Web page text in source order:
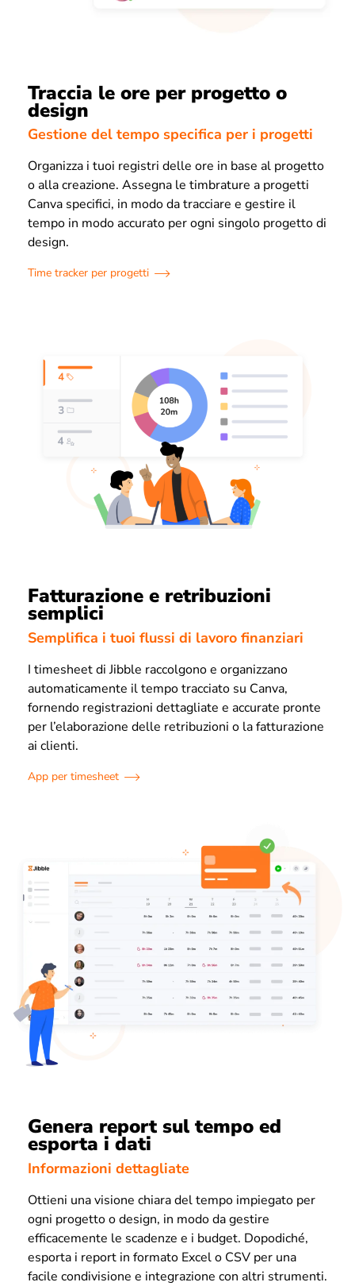
Traccia le ore per progetto o
design
Gestione del tempo specifica per i progetti
Organizza i tuoi registri delle ore in base al progetto
o alla creazione. Assegna le timbrature a progetti
Canva specifici, in modo da tracciare e gestire il
tempo in modo accurato per ogni singolo progetto di
design.
Time tracker per progetti
Fatturazione e retribuzioni
semplici
Semplifica i tuoi flussi di lavoro finanziari
I timesheet di Jibble raccolgono e organizzano
automaticamente il tempo tracciato su Canva,
fornendo registrazioni dettagliate e accurate pronte
per l’elaborazione delle retribuzioni o la fatturazione
ai clienti.
App per timesheet
Genera report sul tempo ed
esporta i dati
Informazioni dettagliate
Ottieni una visione chiara del tempo impiegato per
ogni progetto o design, in modo da gestire
efficacemente le scadenze e i budget. Dopodiché,
esporta i report in formato Excel o CSV per una
facile condivisione e integrazione con altri strumenti.